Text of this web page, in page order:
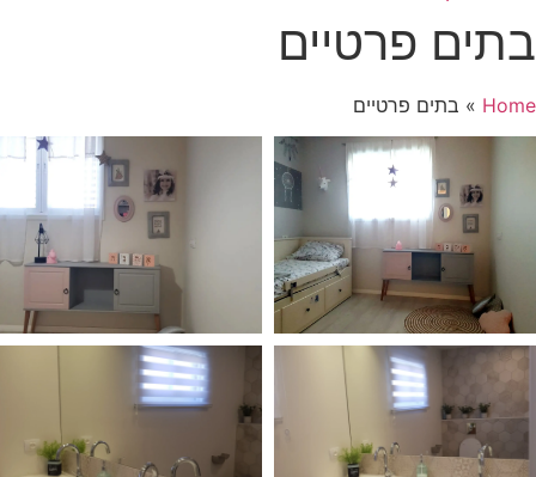
בתים פרטיים
Home
» בתים פרטיים